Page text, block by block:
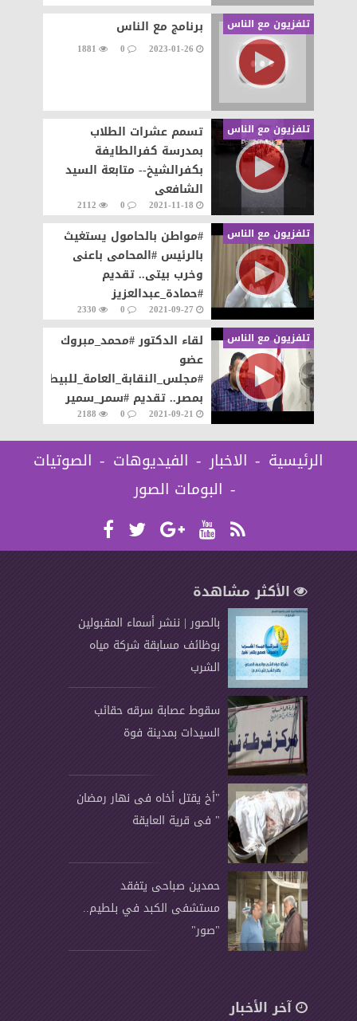
تلفزيون مع الناس برنامج مع الناس
2023-01-26
0
1881
تلفزيون مع الناس
تسمم عشرات الطلاب
بمدرسة كفرالطايفة
بكفرالشيخ-- متابعة السيد
الشافعى
2021-11-18
0
2112
تلفزيون مع الناس
#مواطن بالحامول يستغيث
بالرئيس #المحامى باعنى
وخرب بيتى.. تقديم
#حمادة_عبدالعزيز
2021-09-27
0
2330
تلفزيون مع الناس
لقاء الدكتور #محمد_مبروك
عضو
#مجلس_النقابة_العامة_للبيطريين
بمصر.. تقديم #سمر_سمير
2021-09-21
0
2188
الرئيسية الاخبار الفيديوهات
الصوتيات
البومات الصور
الأكثر مشاهدة
بالصور | ننشر أسماء المقبولين
بوظائف مسابقة شركة مياه
الشرب
سقوط عصابة سرقه حقائب
السيدات بمدينة فوة
"أخ يقتل أخاه فى نهار رمضان
" فى قرية العايقة
حمدين صباحى يتفقد
مستشفى الكبد في بلطيم..
"صور"
آخر الأخبار